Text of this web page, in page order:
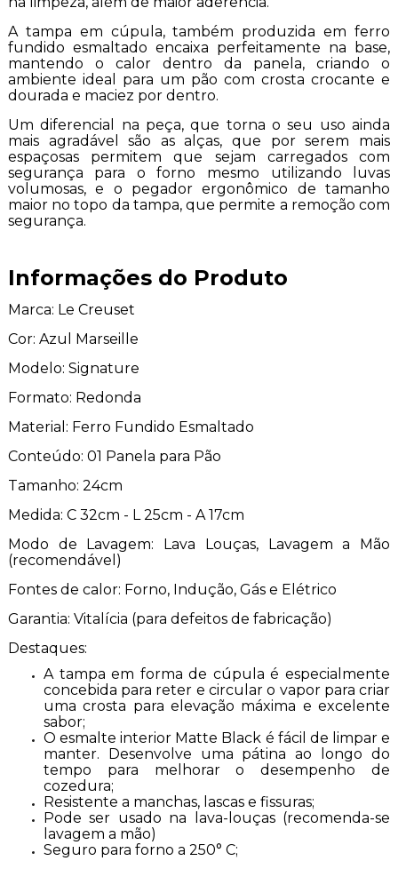
A tampa em cúpula, também produzida em ferro
fundido esmaltado encaixa perfeitamente na base,
mantendo o calor dentro da panela, criando o
ambiente ideal para um pão com crosta crocante e
dourada e maciez por dentro.
Um diferencial na peça, que torna o seu uso ainda
mais agradável são as alças, que por serem mais
espaçosas permitem que sejam carregados com
segurança para o forno mesmo utilizando luvas
volumosas, e o pegador ergonômico de tamanho
maior no topo da tampa, que permite a remoção com
segurança.
Informações do Produto
Marca: Le Creuset
Cor: Azul Marseille
Modelo: Signature
Formato: Redonda
Material: Ferro Fundido Esmaltado
Conteúdo: 01 Panela para Pão
Tamanho: 24cm
Medida: C 32cm - L 25cm - A 17cm
Modo de Lavagem: Lava Louças, Lavagem a Mão
(recomendável)
Fontes de calor: Forno, Indução, Gás e Elétrico
Garantia: Vitalícia (para defeitos de fabricação)
Destaques:
A tampa em forma de cúpula é especialmente
concebida para reter e circular o vapor para criar
uma crosta para elevação máxima e excelente
sabor;
O esmalte interior Matte Black é fácil de limpar e
manter. Desenvolve uma pátina ao longo do
tempo para melhorar o desempenho de
cozedura;
Resistente a manchas, lascas e fissuras;
Pode ser usado na lava-louças (recomenda-se
lavagem a mão)
Seguro para forno a 250° C;